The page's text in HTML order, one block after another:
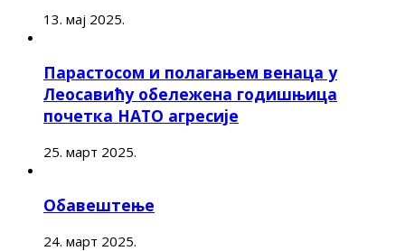
13. мај 2025.
Парастосом и полагањем венаца у
Леосавићу обележена годишњица
почетка НАТО агресије
25. март 2025.
Обавештење
24. март 2025.